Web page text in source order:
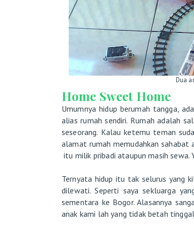
Dua
Home Sweet Home
Umumnya hidup berumah tangga,
alias rumah sendiri. Rumah adalah
seseorang. Kalau ketemu teman
alamat rumah memudahkan sahabat
itu milik pribadi ataupun masih sewa.
Ternyata hidup itu tak selurus yang
dilewati. Seperti saya sekluarga
sementara ke Bogor. Alasannya
anak kami lah yang tidak betah